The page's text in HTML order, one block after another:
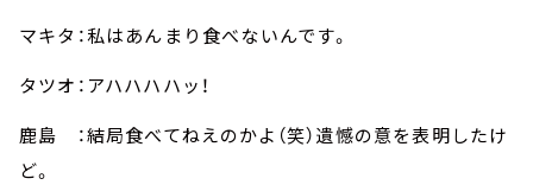
マキタ：私はあんまり食べないんです。
タツオ：アハハハハッ！
鹿島 ：結局食べてねえのかよ（笑）遺憾の意を表明したけ
ど。